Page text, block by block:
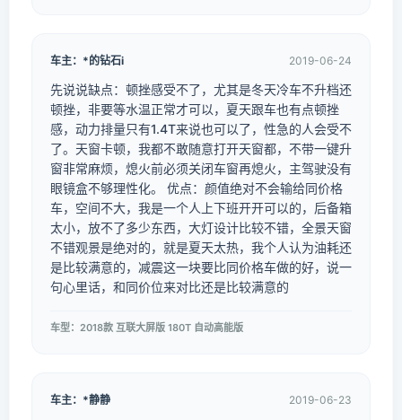
车主：*的钻石i 2019-06-24
先说说缺点：顿挫感受不了，尤其是冬天冷车不升档还
顿挫，非要等水温正常才可以，夏天跟车也有点顿挫
感，动力排量只有1.4T来说也可以了，性急的人会受不
了。天窗卡顿，我都不敢随意打开天窗都，不带一键升
窗非常麻烦，熄火前必须关闭车窗再熄火，主驾驶没有
眼镜盒不够理性化。 优点：颜值绝对不会输给同价格
车，空间不大，我是一个人上下班开开可以的，后备箱
太小，放不了多少东西，大灯设计比较不错，全景天窗
不错观景是绝对的，就是夏天太热，我个人认为油耗还
是比较满意的，减震这一块要比同价格车做的好，说一
句心里话，和同价位来对比还是比较满意的
车型：2018款 互联大屏版 180T 自动高能版
车主：*静静 2019-06-23